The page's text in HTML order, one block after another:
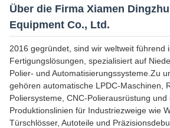
Über die Firma Xiamen
Equipment Co., Ltd.
2016 gegründet, sind wir weltweit führend
Fertigungslösungen, spezialisiert auf
Polier- und Automatisierungssysteme.Zu
gehören automatische LPDC-Maschinen,
Poliersysteme, CNC-Polierausrüstung
Produktionslinien für Industriezweige wie
Türschlösser, Autoteile und